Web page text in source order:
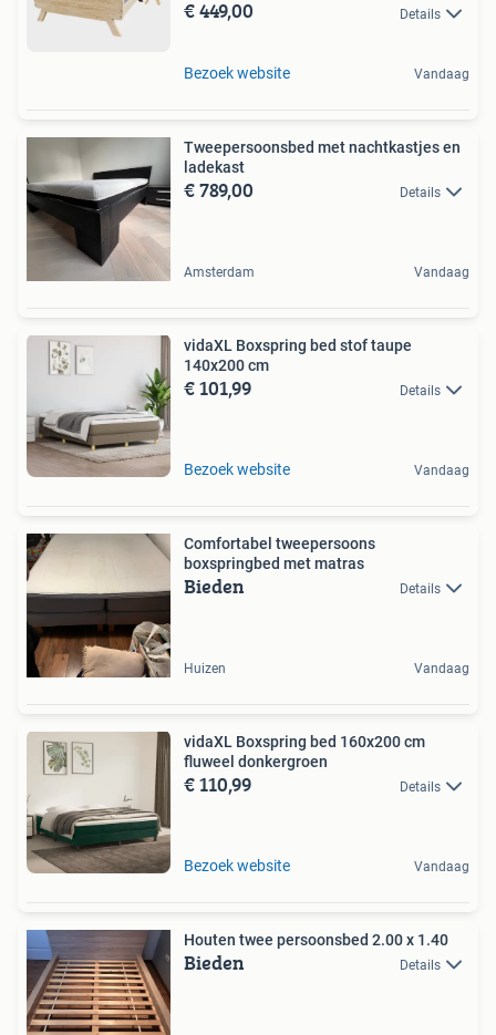
€ 449,00 Details
Bezoek website Vandaag
Tweepersoonsbed met nachtkastjes en
ladekast
€ 789,00 Details
Amsterdam Vandaag
vidaXL Boxspring bed stof taupe
140x200 cm
€ 101,99 Details
Bezoek website Vandaag
Comfortabel tweepersoons
boxspringbed met matras
Bieden Details
Huizen Vandaag
vidaXL Boxspring bed 160x200 cm
fluweel donkergroen
€ 110,99 Details
Bezoek website Vandaag
Houten twee persoonsbed 2.00 x 1.40
Bieden Details